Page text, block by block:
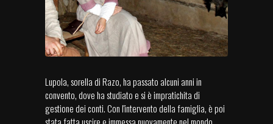
Lupola, sorella di Razo, ha passato alcuni anni in
convento, dove ha studiato e si è impratichita di
gestione dei conti. Con l'intervento della famiglia, è poi
stata fatta uscire e immessa nuovamente nel mondo